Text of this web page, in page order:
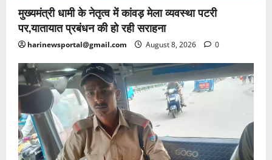
मुख्यमंत्री धामी के नेतृत्व में कांवड़ मेला व्यवस्था पटरी
पर,यातायात प्रबंधन की हो रही सराहना
harinewsportal@gmail.com August 8, 2026 0